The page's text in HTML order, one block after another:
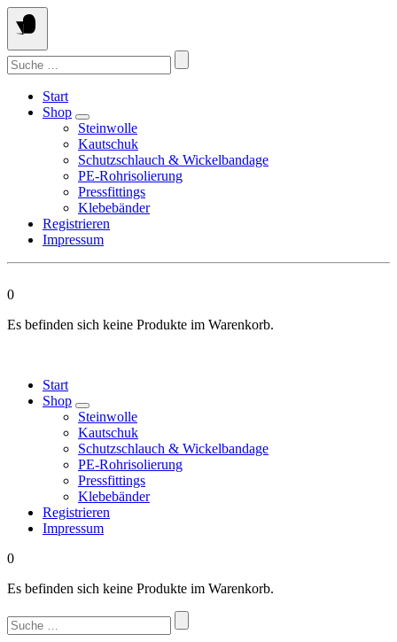
Springen
Sie
zum
Inhalt
Suchen
nach:
Start
Shop
Steinwolle
Kautschuk
Schutzschlauch & Wickelbandage
PE-Rohrisolierung
Pressfittings
Klebebänder
Registrieren
Impressum
0
Es befinden sich keine Produkte im Warenkorb.
Start
Shop
Steinwolle
Kautschuk
Schutzschlauch & Wickelbandage
PE-Rohrisolierung
Pressfittings
Klebebänder
Registrieren
Impressum
0
Es befinden sich keine Produkte im Warenkorb.
Suchen
nach: